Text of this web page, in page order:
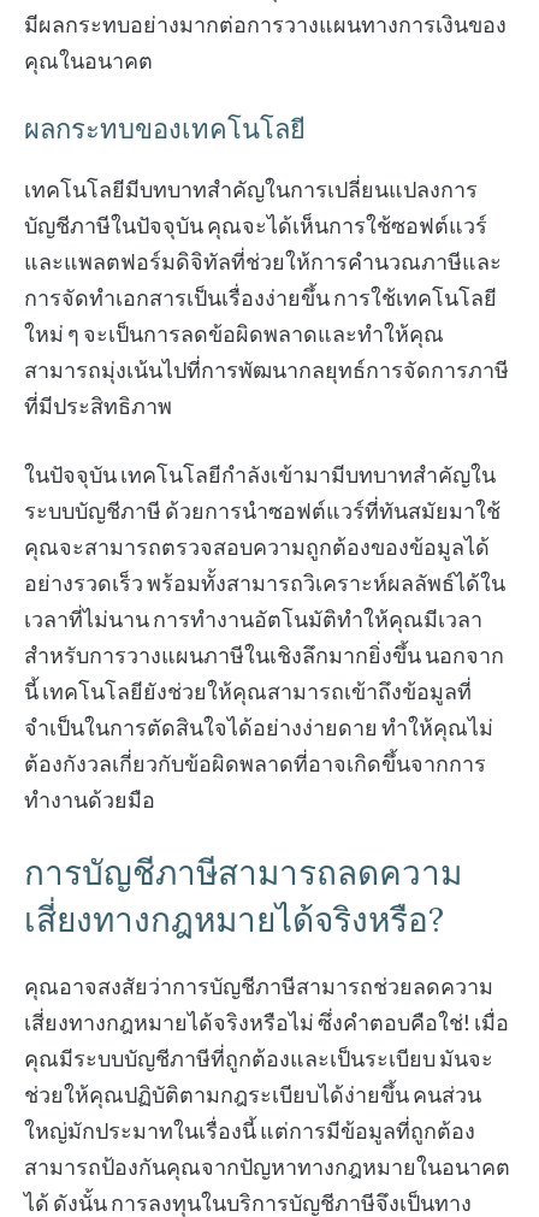
มีผลกระทบอย่างมากต่อการวางแผนทางการเงินของ
คุณในอนาคต
ผลกระทบของเทคโนโลยี
เทคโนโลยีมีบทบาทสำคัญในการเปลี่ยนแปลงการ
บัญชีภาษีในปัจจุบัน คุณจะได้เห็นการใช้ซอฟต์แวร์
และแพลตฟอร์มดิจิทัลที่ช่วยให้การคำนวณภาษีและ
การจัดทำเอกสารเป็นเรื่องง่ายขึ้น การใช้เทคโนโลยี
ใหม่ ๆ จะเป็นการลดข้อผิดพลาดและทำให้คุณ
สามารถมุ่งเน้นไปที่การพัฒนากลยุทธ์การจัดการภาษี
ที่มีประสิทธิภาพ
ในปัจจุบัน เทคโนโลยีกำลังเข้ามามีบทบาทสำคัญใน
ระบบบัญชีภาษี ด้วยการนำซอฟต์แวร์ที่ทันสมัยมาใช้
คุณจะสามารถตรวจสอบความถูกต้องของข้อมูลได้
อย่างรวดเร็ว พร้อมทั้งสามารถวิเคราะห์ผลลัพธ์ได้ใน
เวลาที่ไม่นาน การทำงานอัตโนมัติทำให้คุณมีเวลา
สำหรับการวางแผนภาษีในเชิงลึกมากยิ่งขึ้น นอกจาก
นี้ เทคโนโลยียังช่วยให้คุณสามารถเข้าถึงข้อมูลที่
จำเป็นในการตัดสินใจได้อย่างง่ายดาย ทำให้คุณไม่
ต้องกังวลเกี่ยวกับข้อผิดพลาดที่อาจเกิดขึ้นจากการ
ทำงานด้วยมือ
การบัญชีภาษีสามารถลดความ
เสี่ยงทางกฎหมายได้จริงหรือ?
คุณอาจสงสัยว่าการบัญชีภาษีสามารถช่วยลดความ
เสี่ยงทางกฎหมายได้จริงหรือไม่ ซึ่งคำตอบคือใช่! เมื่อ
คุณมีระบบบัญชีภาษีที่ถูกต้องและเป็นระเบียบ มันจะ
ช่วยให้คุณปฏิบัติตามกฎระเบียบได้ง่ายขึ้น คนส่วน
ใหญ่มักประมาทในเรื่องนี้ แต่การมีข้อมูลที่ถูกต้อง
สามารถป้องกันคุณจากปัญหาทางกฎหมายในอนาคต
ได้ ดังนั้น การลงทุนในบริการบัญชีภาษีจึงเป็นทาง